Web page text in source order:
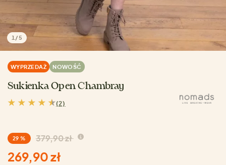
1 /5
WYPRZEDAŻ NOWOŚĆ
Sukienka Open Chambray
(2)
29 % 379,90 zł
269,90 zł